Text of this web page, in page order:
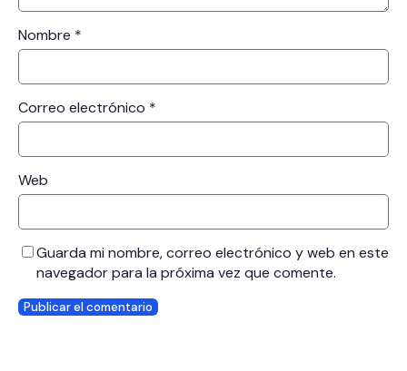
Nombre *
Correo electrónico *
Web
Guarda mi nombre, correo electrónico y web en este
navegador para la próxima vez que comente.